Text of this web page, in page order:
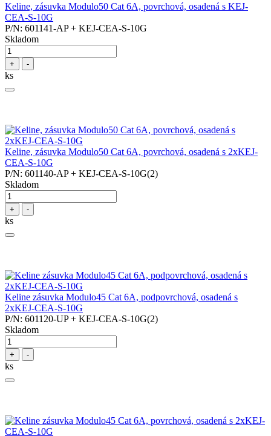
Keline, zásuvka Modulo50 Cat 6A, povrchová, osadená s KEJ-
CEA-S-10G
P/N: 601141-AP + KEJ-CEA-S-10G
Skladom
+ -
ks
Keline, zásuvka Modulo50 Cat 6A, povrchová, osadená s 2xKEJ-
CEA-S-10G
P/N: 601140-AP + KEJ-CEA-S-10G(2)
Skladom
+ -
ks
Keline zásuvka Modulo45 Cat 6A, podpovrchová, osadená s
2xKEJ-CEA-S-10G
P/N: 601120-UP + KEJ-CEA-S-10G(2)
Skladom
+ -
ks